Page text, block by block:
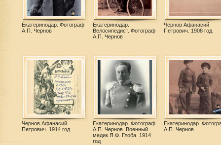
Екатеринодар. Фотограф
А.П. Чернов
Екатеринодар.
Велосипедист. Фотограф
А.П. Чернов
Чернов Афанасий
Петрович. 1908 год.
Чернов Афанасий
Петрович. 1914 год
Екатеринодар. Фотограф
А.П. Чернов. Военный
медик Я.Ф. Глоба. 1914
год
Екатеринодар.
А.П. Чернов